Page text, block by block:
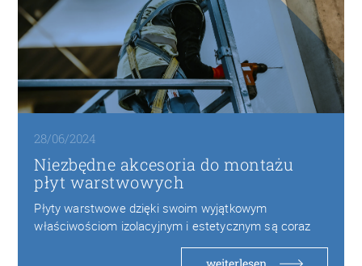
28/06/2024
Niezbędne akcesoria do montażu
płyt warstwowych
Płyty warstwowe dzięki swoim wyjątkowym
właściwościom izolacyjnym i estetycznym są coraz
częściej wybierane w budownictwie…